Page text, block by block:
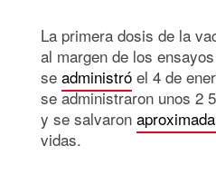
La primera dosis de la
al margen de los
se administró el 4 de
se administraron unos 2
y se salvaron
vidas.